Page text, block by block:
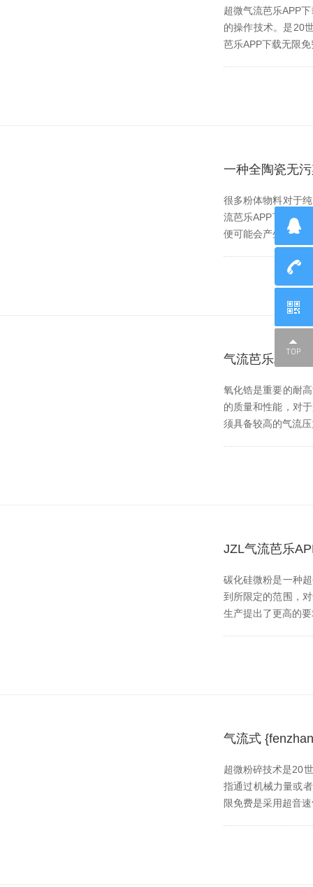
超微气流芭乐APP下
的操作技术。是
芭乐APP下载无限免费
一种全陶瓷无
很多粉体物料对于纯
流芭乐APP下载无限
便可能会产生被污染
气流芭乐APP
氧化锆是重要的耐高
的质量和性能，对
须具备较高的气流压
JZL气流芭乐
碳化硅微粉是一种超硬
到所限定的范围，
生产提出了更高的要求
气流式
超微粉碎技术是20世
指通过机械力量或者
限免费是采用超音速